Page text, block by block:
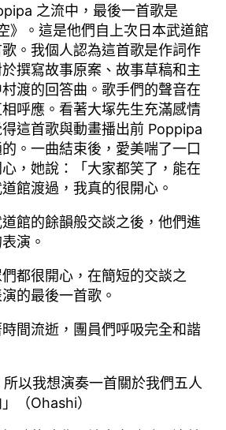
之流中，最後一首歌是
》。這是他們自上次日本武道館
。我個人認為這首歌是作詞作
撰寫故事原案、故事草稿和主
渡的回答曲。歌手們的聲音在
呼應。看著大塚先生充滿感情
這首歌與動畫播出前 Poppipa
。一曲結束後，愛美喘了一口
，她說：「大家都笑了，能在
館渡過，我真的很開心。
館的餘韻般交談之後，他們進
演。
都很開心，在簡短的交談之
的最後一首歌。
間流逝，團員們呼吸完全和諧
以我想演奏一首關於我們五人
（Ohashi）